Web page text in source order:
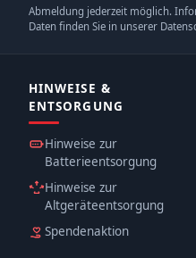
Abmeldung jederzeit möglich.
Daten finden Sie in unserer
HINWEISE &
ENTSORGUNG
Hinweise zur
Batterieentsorgung
Hinweise zur
Altgeräteentsorgung
Spendenaktion